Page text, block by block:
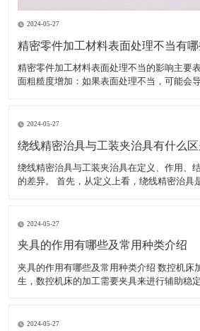
2024-05-27
精密零件加工材料表面处理不当有哪
精密零件加工材料表面处理不当的影响主要
面粗糙度增加：如果表面处理不当，可能会
蚀。表面腐蚀会导致零件的外观和性能受损
2024-05-27
绕线精密治具与工装夹治具有什么区
绕线精密治具与工装夹治具在定义、作用、
的差异。 首先，从定义上看，绕线精密治具
过程中所用的各种工具的总称，包括刀具、
2024-05-27
夹具的作用有哪些及常用种类介绍
夹具的作用有哪些及常用种类介绍 数控机床
生，数控机床的加工需要夹具来进行辅助稳
以及常用的夹具有哪些。 一、夹具的作用有
2024-05-27